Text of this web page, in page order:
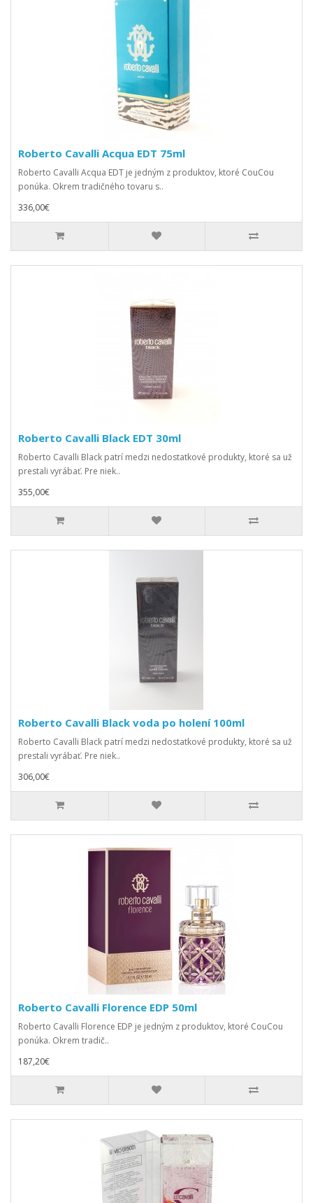
Roberto Cavalli Acqua EDT 75ml
Roberto Cavalli Acqua EDT je jedným z produktov, ktoré CouCou
ponúka. Okrem tradičného tovaru s..
336,00€
Roberto Cavalli Black EDT 30ml
Roberto Cavalli Black patrí medzi nedostatkové produkty, ktoré sa už
prestali vyrábať. Pre niek..
355,00€
Roberto Cavalli Black voda po holení 100ml
Roberto Cavalli Black patrí medzi nedostatkové produkty, ktoré sa už
prestali vyrábať. Pre niek..
306,00€
Roberto Cavalli Florence EDP 50ml
Roberto Cavalli Florence EDP je jedným z produktov, ktoré CouCou
ponúka. Okrem tradič..
187,20€